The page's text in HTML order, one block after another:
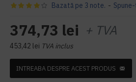
Bazată pe 3 note. -
374,73 lei + TVA
453,42 lei TVA inclus
INTREABA DESPRE ACEST PRODUS